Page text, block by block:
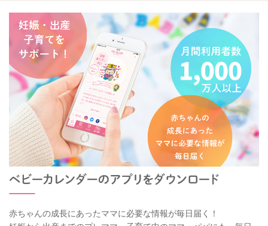
赤ちゃんの成長にあったママに必要な情報が毎日届く！